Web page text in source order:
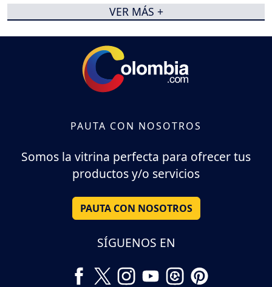
VER MÁS +
PAUTA CON NOSOTROS
Somos la vitrina perfecta para ofrecer tus
productos y/o servicios
PAUTA CON NOSOTROS
SÍGUENOS EN